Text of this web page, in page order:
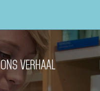
ONS VERHAAL